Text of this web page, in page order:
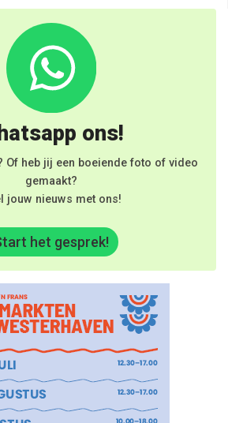
ons!
Of heb jij een boeiende foto of video
gemaakt?
jouw nieuws met ons!
het gesprek!